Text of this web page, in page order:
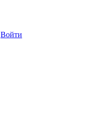
Войти